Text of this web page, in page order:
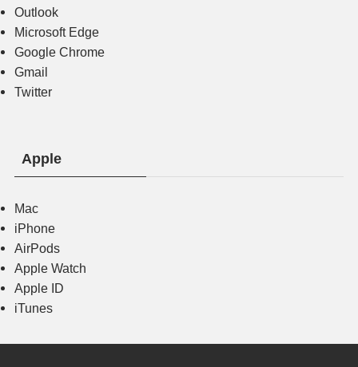
Outlook
Microsoft Edge
Google Chrome
Gmail
Twitter
Apple
Mac
iPhone
AirPods
Apple Watch
Apple ID
iTunes